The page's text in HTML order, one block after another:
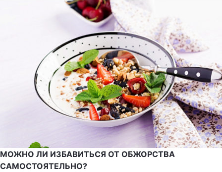
МОЖНО ЛИ ИЗБАВИТЬСЯ ОТ ОБЖОРСТВА
САМОСТОЯТЕЛЬНО?